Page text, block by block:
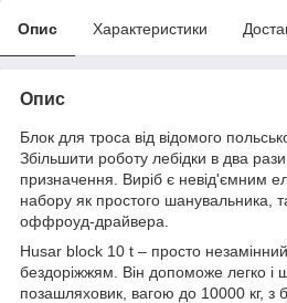
Опис Характеристики
Опис
Блок для троса від відомого
Збільшити роботу лебідки в два
призначення. Виріб є невід'ємним
набору як простого шанувальника,
оффроуд-драйвера.
Husar block 10 t – просто
бездоріжжям. Він допоможе легко і
позашляховик, вагою до 10000 кг, з